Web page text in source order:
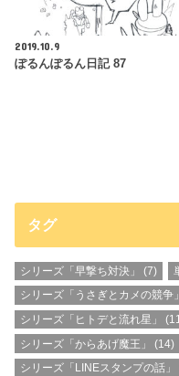
2019.10.9
ぽるんぽるん日記 87
タグ
シリーズ「早撃ち対決」 (7)
シリーズ「うさぎとカメの競争」
シリーズ「ヒトデと流れ星」
シリーズ「からあげ魔王」
(14)
シリーズ「LINEスタンプの話」